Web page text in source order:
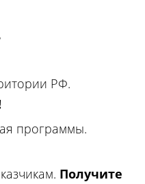
РФ.
программы.
Получите